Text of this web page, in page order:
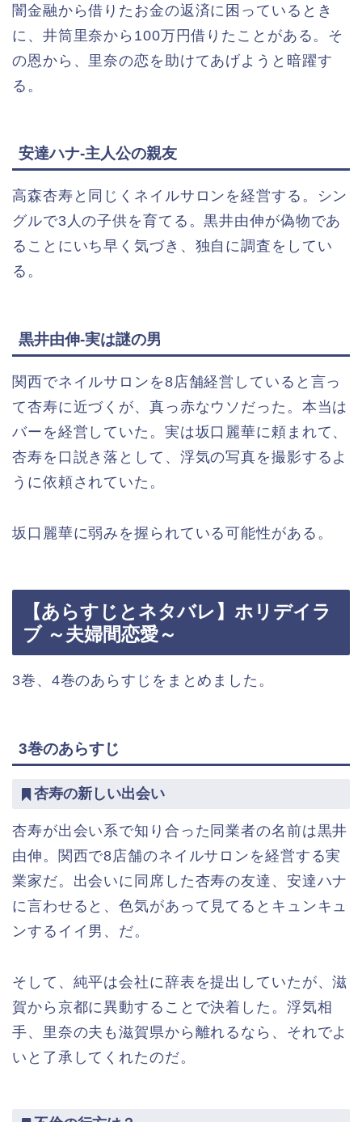
闇金融から借りたお金の返済に困っているとき
に、井筒里奈から100万円借りたことがある。そ
の恩から、里奈の恋を助けてあげようと暗躍す
る。
安達ハナ-主人公の親友
高森杏寿と同じくネイルサロンを経営する。シン
グルで3人の子供を育てる。黒井由伸が偽物であ
ることにいち早く気づき、独自に調査をしてい
る。
黒井由伸-実は謎の男
関西でネイルサロンを8店舗経営していると言っ
て杏寿に近づくが、真っ赤なウソだった。本当は
バーを経営していた。実は坂口麗華に頼まれて、
杏寿を口説き落として、浮気の写真を撮影するよ
うに依頼されていた。
坂口麗華に弱みを握られている可能性がある。
【あらすじとネタバレ】ホリデイラ
ブ ～夫婦間恋愛～
3巻、4巻のあらすじをまとめました。
3巻のあらすじ
杏寿の新しい出会い
杏寿が出会い系で知り合った同業者の名前は黒井
由伸。関西で8店舗のネイルサロンを経営する実
業家だ。出会いに同席した杏寿の友達、安達ハナ
に言わせると、色気があって見てるとキュンキュ
ンするイイ男、だ。
そして、純平は会社に辞表を提出していたが、滋
賀から京都に異動することで決着した。浮気相
手、里奈の夫も滋賀県から離れるなら、それでよ
いと了承してくれたのだ。